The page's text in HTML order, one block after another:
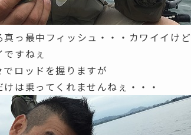
真っ最中フィッシュ・・・カワイイけど
ですねぇ
ロッドを握りますが
は乗ってくれませんねぇ・・・